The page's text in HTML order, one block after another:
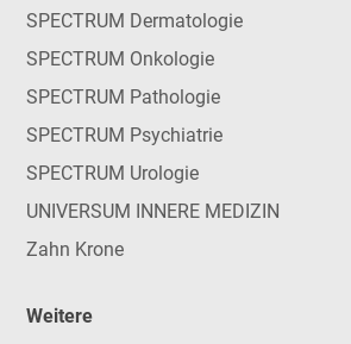
SPECTRUM Dermatologie
SPECTRUM Onkologie
SPECTRUM Pathologie
SPECTRUM Psychiatrie
SPECTRUM Urologie
UNIVERSUM INNERE MEDIZIN
Zahn Krone
Weitere